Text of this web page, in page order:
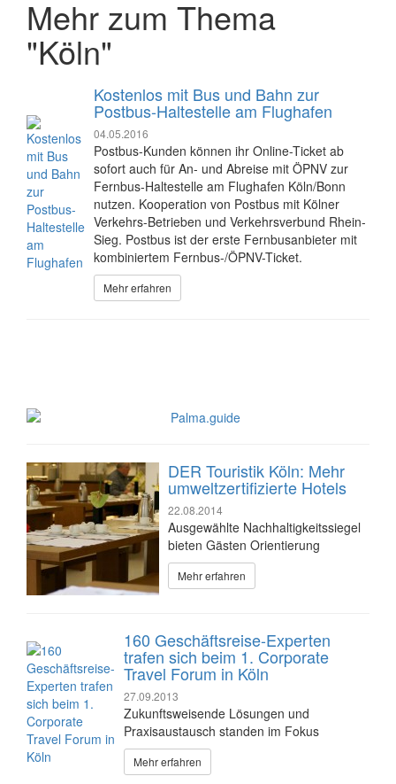
Mehr zum Thema
"Köln"
Kostenlos mit Bus und Bahn zur
Postbus-Haltestelle am Flughafen
04.05.2016
Postbus-Kunden können ihr Online-Ticket ab
sofort auch für An- und Abreise mit ÖPNV zur
Fernbus-Haltestelle am Flughafen Köln/Bonn
nutzen. Kooperation von Postbus mit Kölner
Verkehrs-Betrieben und Verkehrsverbund Rhein-
Sieg. Postbus ist der erste Fernbusanbieter mit
kombiniertem Fernbus-/ÖPNV-Ticket.
Mehr erfahren
DER Touristik Köln: Mehr
umweltzertifizierte Hotels
22.08.2014
Ausgewählte Nachhaltigkeitssiegel
bieten Gästen Orientierung
Mehr erfahren
160 Geschäftsreise-Experten
trafen sich beim 1. Corporate
Travel Forum in Köln
27.09.2013
Zukunftsweisende Lösungen und
Praxisaustausch standen im Fokus
Mehr erfahren